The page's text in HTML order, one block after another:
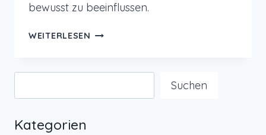
bewusst zu beeinflussen.
WEITERLESEN 5
Suchen
Kategorien